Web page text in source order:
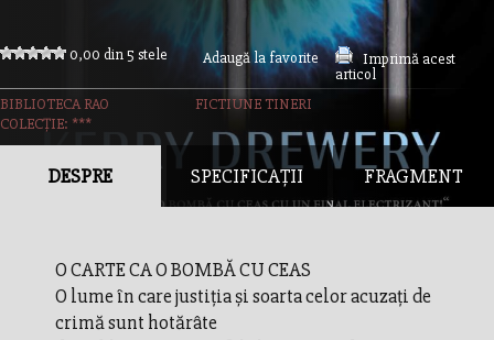
0,00 din 5 stele Adaugă la favorite
Imprimă acest
articol
BIBLIOTECA RAO
FICTIUNE TINERI
COLECȚIE: ***
DESPRE SPECIFICAȚII FRAGMENT
O CARTE CA O BOMBĂ CU CEAS
O lume în care justiţia şi soarta celor acuzaţi de
crimă sunt hotărâte